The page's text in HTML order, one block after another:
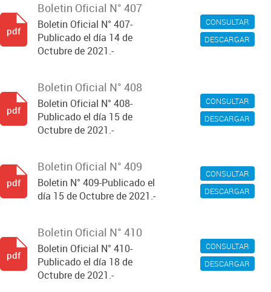
CONSULTAR
DESCARGAR
Boletin Oficial N° 407
Boletin Oficial N° 407-
Publicado el día 14 de
Octubre de 2021.-
pdf
CONSULTAR
DESCARGAR
Boletin Oficial N° 408
Boletin Oficial N° 408-
Publicado el día 15 de
Octubre de 2021.-
pdf
CONSULTAR
DESCARGAR
Boletin Oficial N° 409
Boletin N° 409-Publicado el
día 15 de Octubre de 2021.-
pdf
CONSULTAR
DESCARGAR
Boletin Oficial N° 410
Boletin Oficial N° 410-
Publicado el día 18 de
Octubre de 2021.-
pdf